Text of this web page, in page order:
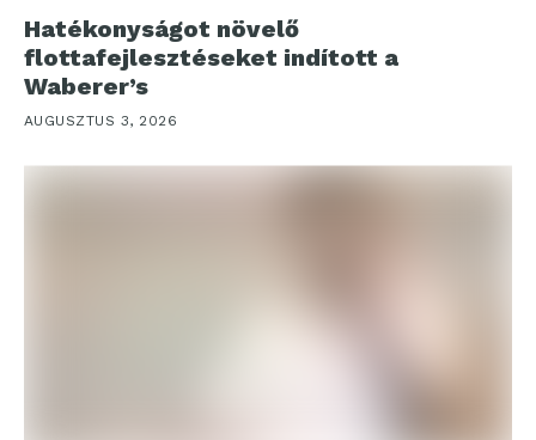
Hatékonyságot növelő
flottafejlesztéseket indított a
Waberer’s
AUGUSZTUS 3, 2026